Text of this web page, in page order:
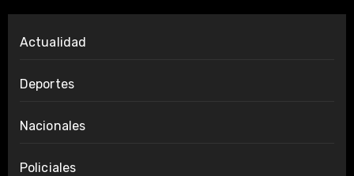
Actualidad
Deportes
Nacionales
Policiales